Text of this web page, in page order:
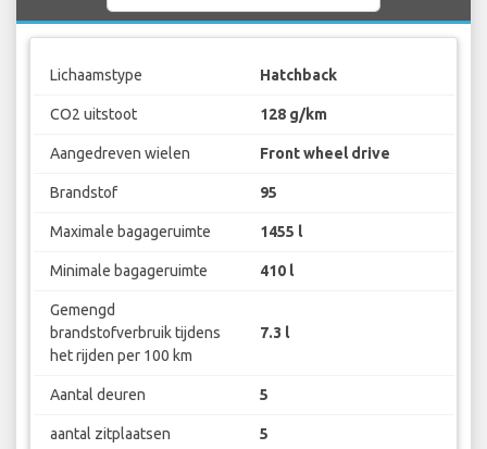
Lichaamstype Hatchback
CO2 uitstoot 128 g/km
Aangedreven wielen Front wheel drive
Brandstof 95
Maximale bagageruimte 1455 l
Minimale bagageruimte 410 l
Gemengd
brandstofverbruik tijdens
het rijden per 100 km
7.3 l
Aantal deuren 5
aantal zitplaatsen 5